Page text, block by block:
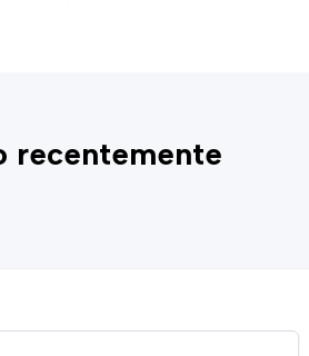
recentemente